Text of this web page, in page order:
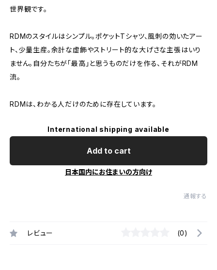
世界観です。
RDMのスタイルはシンプル。ポケットTシャツ、風刺の効いたアー
ト、少量生産。余計な虚飾やストリート的な大げさな主張はいり
ません。自分たちが「最高」と思うものだけを作る、それがRDM
流。
RDMは、わかる人だけのために存在しています。
International shipping available
Add to cart
日本国内にお住まいの方向け
通報する
レビュー (0)